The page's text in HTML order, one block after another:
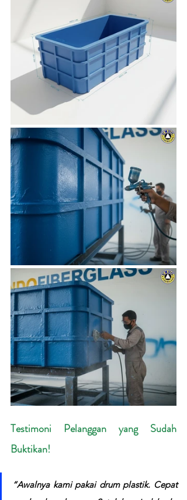
Testimoni Pelanggan yang Sudah
Buktikan!
“Awalnya kami pakai drum plastik. Cepat